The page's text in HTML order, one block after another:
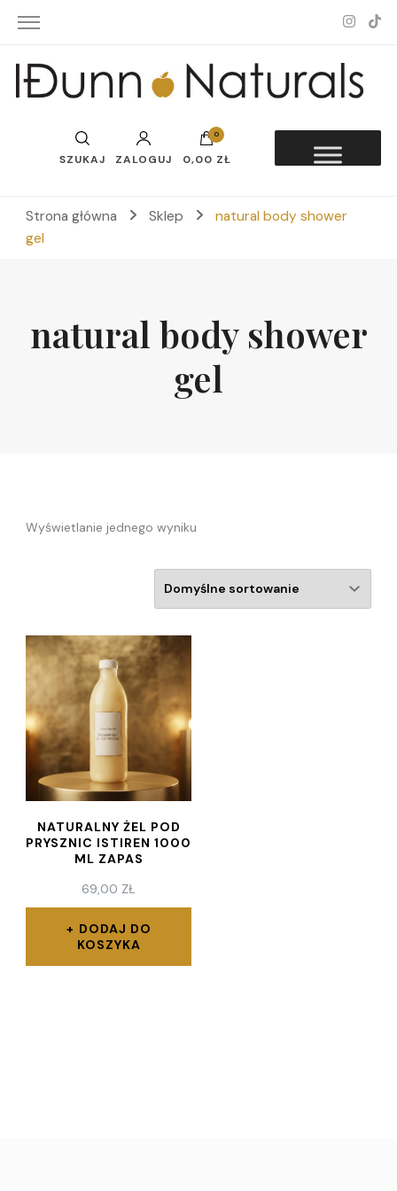
Idunn-Naturals
SZUKAJ ZALOGUJ
0
0,00 ZŁ
Strona główna Sklep
natural body shower
gel
natural body shower
gel
Wyświetlanie jednego wyniku
NATURALNY ŻEL POD
PRYSZNIC ISTIREN 1000
ML ZAPAS
69,00 ZŁ
DODAJ DO
KOSZYKA